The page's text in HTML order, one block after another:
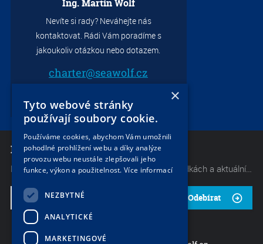
Ing. Martin Wolf
Nevíte si rady? Neváhejte nás
kontaktovat. Rádi Vám poradíme s
jakoukoliv otázkou nebo dotazem.
charter@seawolf.cz
NEWSLETTER
Mějte neustále přehled o těch nejlepších nabídkách a aktuálních akcích od naší společnosti. Začněte odebírat náš občasný zpravodaj.
Odebírat
×
Tyto webové stránky
používají soubory cookie.
Používáme cookies, abychom Vám umožnili
pohodlné prohlížení webu a díky analýze
provozu webu neustále zlepšovali jeho
funkce, výkon a použitelnost.Více informací
NEZBYTNÉ
ANALYTICKÉ
MARKETINGOVÉ